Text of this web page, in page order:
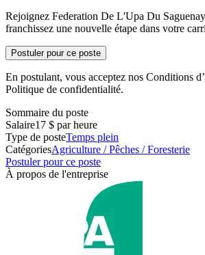
Rejoignez Federation De L'Upa Du
franchissez une nouvelle étape dans votre
Postuler pour ce poste
En postulant, vous acceptez nos Conditions
Politique de confidentialité.
Sommaire du poste
Salaire17 $ par heure
Type de posteTemps plein
CatégoriesAgriculture / Pêches / Foresterie
Postuler pour ce poste
À propos de l'entreprise